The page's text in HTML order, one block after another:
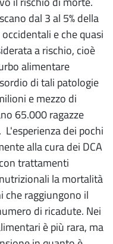
dal 3 al 5% della
e che quasi
a rischio, cioè
alimentare
di tali patologie
e mezzo di
65.000 ragazze
dei pochi
alla cura dei DCA
trattamenti
la mortalità
che raggiungono il
di ricadute. Nei
è più rara, ma